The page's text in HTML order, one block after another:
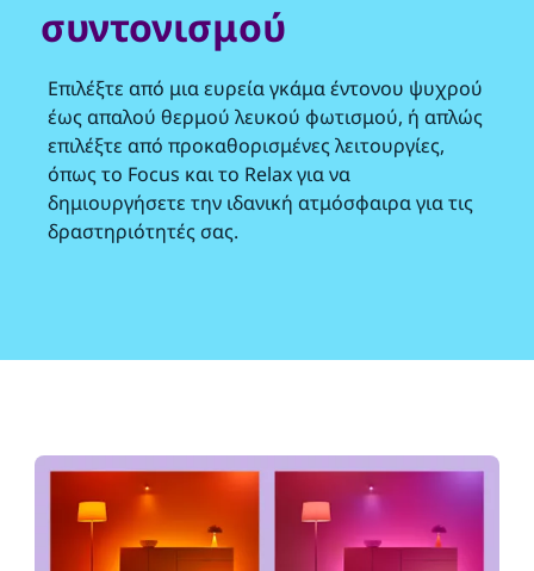
συντονισμού
Επιλέξτε από μια ευρεία γκάμα έντονου ψυχρού
έως απαλού θερμού λευκού φωτισμού, ή απλώς
επιλέξτε από προκαθορισμένες λειτουργίες,
όπως το Focus και το Relax για να
δημιουργήσετε την ιδανική ατμόσφαιρα για τις
δραστηριότητές σας.